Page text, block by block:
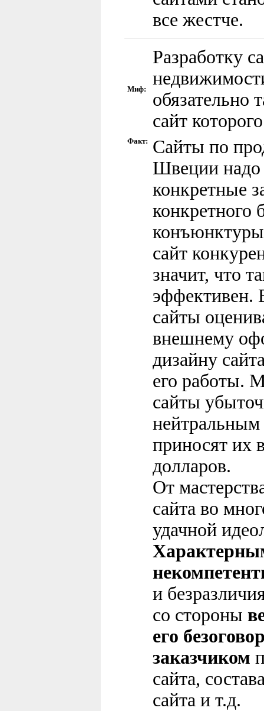
все жестче.
Миф:
Разработку
обязательно
сайт
Факт:
Сайты по
Швеции надо
конкретные
конкретного
сайт
значит, что
эффективен.
сайты
внешнему
дизайну
его работы.
сайты
приносят их
долларов.
От
сайта во
удачной
и
со стороны
его
заказчиком
сайта,
сайта и т.д.